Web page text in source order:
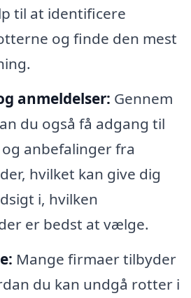
til at identificere
og finde den mest
anmeldelser: Gennem
du også få adgang til
anbefalinger fra
hvilket kan give dig
i, hvilken
er bedst at vælge.
Mange firmaer tilbyder
du kan undgå rotter i